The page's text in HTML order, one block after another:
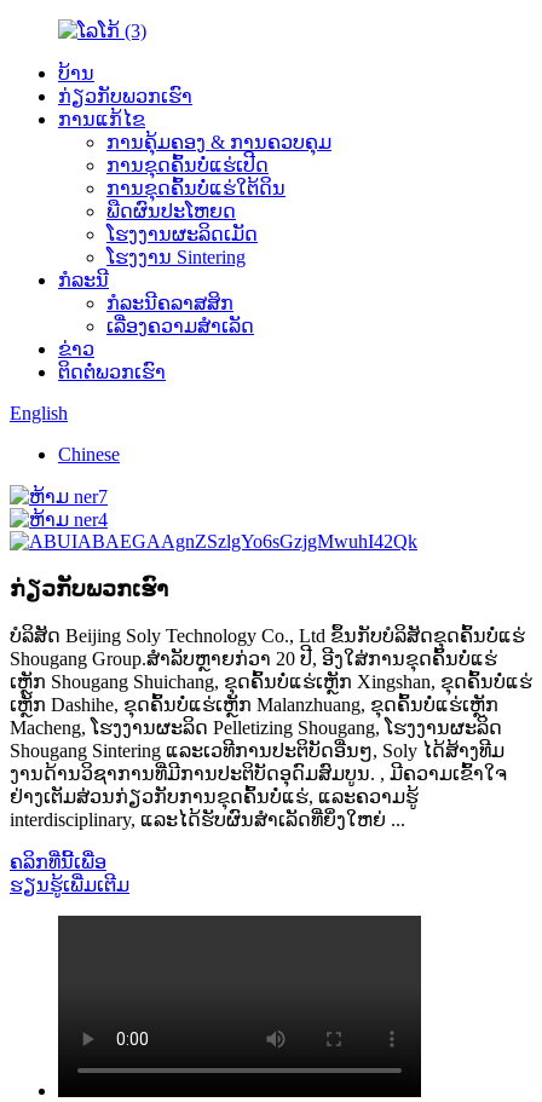
ບ້ານ
ກ່ຽວ​ກັບ​ພວກ​ເຮົາ
ການແກ້ໄຂ
ການຄຸ້ມຄອງ & ການຄວບຄຸມ
ການຂຸດຄົ້ນບໍ່ແຮ່ເປີດ
ການຂຸດຄົ້ນບໍ່ແຮ່ໃຕ້ດິນ
ພືດ​ຜົນ​ປະ​ໂຫຍດ​
ໂຮງງານຜະລິດເມັດ
ໂຮງງານ Sintering
ກໍລະນີ
ກໍລະນີຄລາສສິກ
ເລື່ອງຄວາມສໍາເລັດ
ຂ່າວ
ຕິດ​ຕໍ່​ພວກ​ເຮົາ
English
Chinese
ກ່ຽວ​ກັບ​ພວກ​ເຮົາ
ບໍລິສັດ Beijing Soly Technology Co., Ltd ຂຶ້ນກັບບໍລິສັດຂຸດຄົ້ນບໍ່ແຮ່
Shougang Group.ສໍາລັບຫຼາຍກ່ວາ 20 ປີ, ອີງໃສ່ການຂຸດຄົ້ນບໍ່ແຮ່
ເຫຼັກ Shougang Shuichang, ຂຸດຄົ້ນບໍ່ແຮ່ເຫຼັກ Xingshan, ຂຸດຄົ້ນບໍ່ແຮ່
ເຫຼັກ Dashihe, ຂຸດຄົ້ນບໍ່ແຮ່ເຫຼັກ Malanzhuang, ຂຸດຄົ້ນບໍ່ແຮ່ເຫຼັກ
Macheng, ໂຮງງານຜະລິດ Pelletizing Shougang, ໂຮງງານຜະລິດ
Shougang Sintering ແລະເວທີການປະຕິບັດອື່ນໆ, Soly ໄດ້ສ້າງທີມ
ງານດ້ານວິຊາການທີ່ມີການປະຕິບັດອຸດົມສົມບູນ. , ມີ​ຄວາມ​ເຂົ້າ​ໃຈ​
ຢ່າງ​ເຕັມ​ສ່ວນ​ກ່ຽວ​ກັບ​ການ​ຂຸດ​ຄົ້ນ​ບໍ່​ແຮ່​, ແລະ​ຄວາມ​ຮູ້
interdisciplinary​, ແລະ​ໄດ້​ຮັບ​ຜົນ​ສໍາ​ເລັດ​ທີ່​ຍິ່ງ​ໃຫຍ່ ...
ຄລິກທີ່ນີ້ເພື່ອ
ຮຽນ​ຮູ້​ເພີ່ມ​ເຕີມ